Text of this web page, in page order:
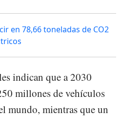
en 78,66 toneladas de CO2
indican que a 2030
millones de vehículos
mundo, mientras que un